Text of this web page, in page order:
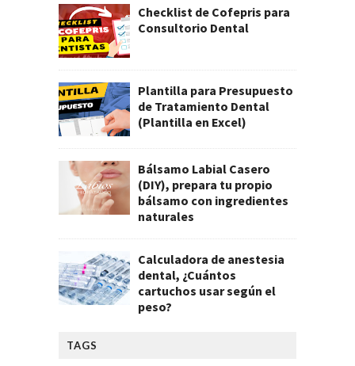
Checklist de Cofepris para
Consultorio Dental
Plantilla para Presupuesto
de Tratamiento Dental
(Plantilla en Excel)
Bálsamo Labial Casero
(DIY), prepara tu propio
bálsamo con ingredientes
naturales
Calculadora de anestesia
dental, ¿Cuántos
cartuchos usar según el
peso?
TAGS